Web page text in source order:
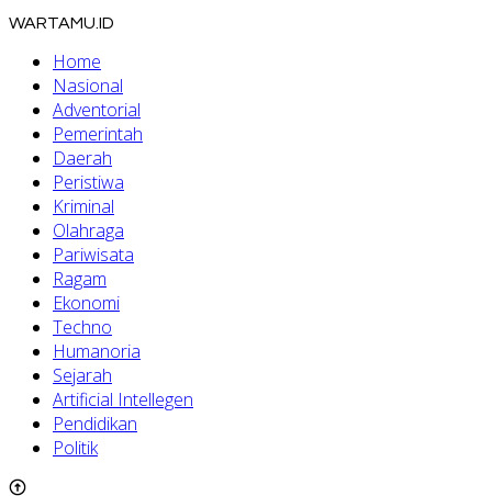
WARTAMU.ID
Home
Nasional
Adventorial
Pemerintah
Daerah
Peristiwa
Kriminal
Olahraga
Pariwisata
Ragam
Ekonomi
Techno
Humanoria
Sejarah
Artificial Intellegen
Pendidikan
Politik